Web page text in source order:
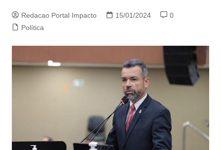
Redacao Portal Impacto 15/01/2024
0
Política